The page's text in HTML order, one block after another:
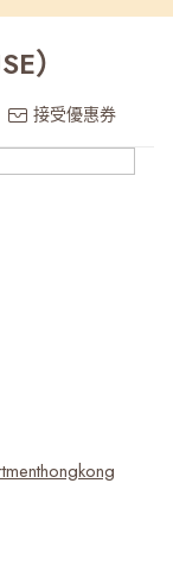
）
接受優惠券